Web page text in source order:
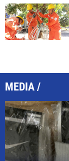
MEDIA